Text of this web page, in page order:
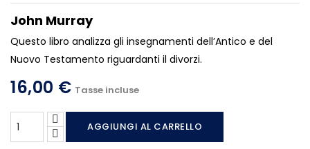
John Murray
Questo libro analizza gli insegnamenti dell’Antico e del
Nuovo Testamento riguardanti il divorzi.
16,00 € Tasse incluse
AGGIUNGI AL CARRELLO